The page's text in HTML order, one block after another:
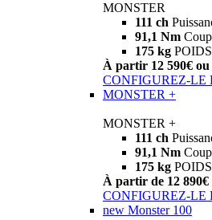
MONSTER
111 ch
91,1 Nm
175 kg
À partir 12 590€ ou
CONFIGUREZ-LE
MONSTER +
MONSTER +
111 ch
91,1 Nm
175 kg
À partir de 12 890€
CONFIGUREZ-LE
new Monster 100